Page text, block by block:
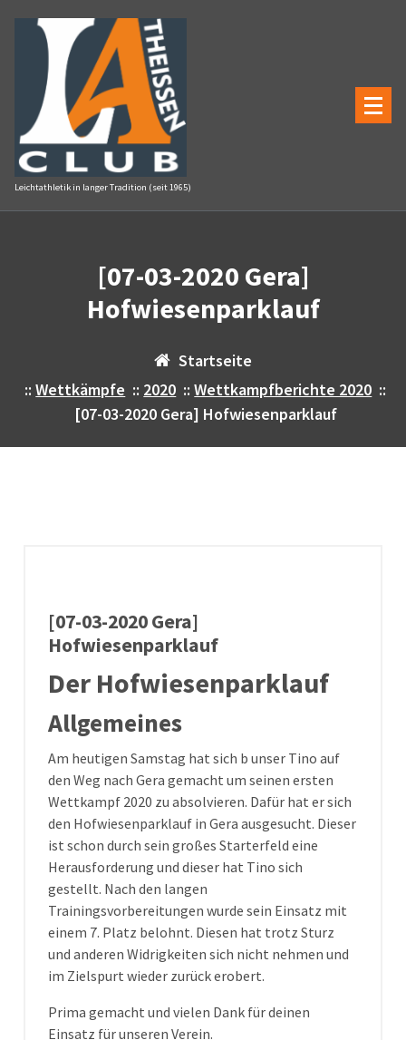
Inhalt
springen
Leichtathletik in langer Tradition (seit 1965)
[07-03-2020 Gera]
Hofwiesenparklauf
Startseite
::Wettkämpfe :: 2020 ::Wettkampfberichte 2020 ::
[07-03-2020 Gera] Hofwiesenparklauf
[07-03-2020 Gera]
Hofwiesenparklauf
Der Hofwiesenparklauf
Allgemeines
Am heutigen Samstag hat sich b unser Tino auf
den Weg nach Gera gemacht um seinen ersten
Wettkampf 2020 zu absolvieren. Dafür hat er sich
den Hofwiesenparklauf in Gera ausgesucht. Dieser
ist schon durch sein großes Starterfeld eine
Herausforderung und dieser hat Tino sich
gestellt. Nach den langen
Trainingsvorbereitungen wurde sein Einsatz mit
einem 7. Platz belohnt. Diesen hat trotz Sturz
und anderen Widrigkeiten sich nicht nehmen und
im Zielspurt wieder zurück erobert.
Prima gemacht und vielen Dank für deinen
Einsatz für unseren Verein.